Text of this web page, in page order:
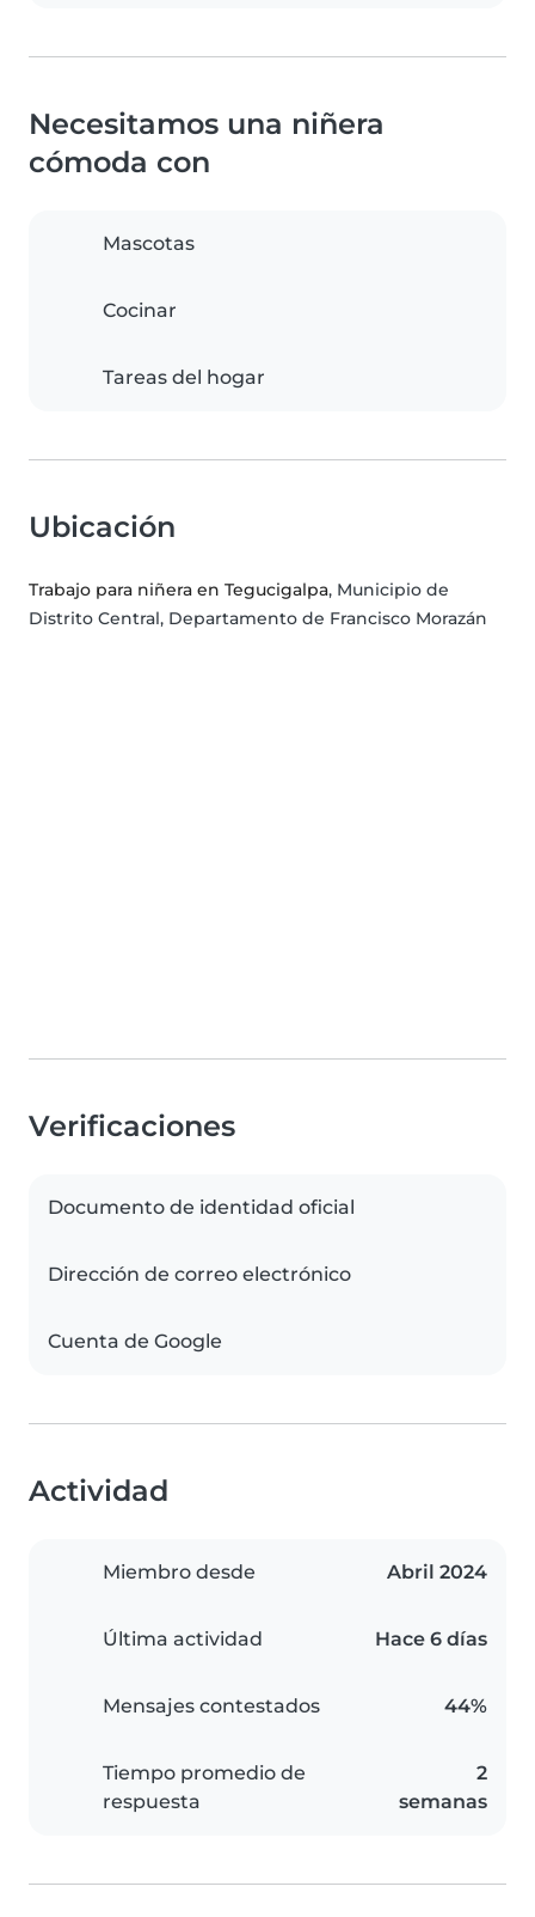
Necesitamos una niñera
cómoda con
Mascotas
Cocinar
Tareas del hogar
Ubicación
Trabajo para niñera en Tegucigalpa, Municipio de
Distrito Central, Departamento de Francisco Morazán
Verificaciones
Documento de identidad oficial
Dirección de correo electrónico
Cuenta de Google
Actividad
Miembro desde Abril 2024
Última actividad Hace 6 días
Mensajes contestados 44%
Tiempo promedio de
respuesta
2
semanas